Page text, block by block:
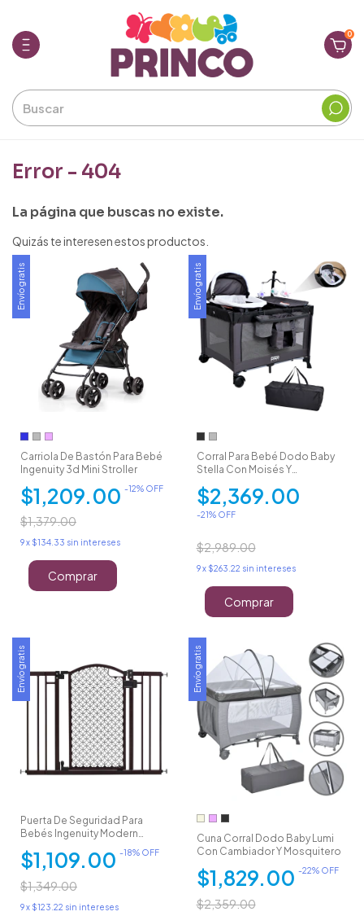
0
Error - 404
La página que buscas no existe.
Quizás te interesen estos productos.
Envío gratis
Carriola De Bastón Para Bebé
Ingenuity 3d Mini Stroller
$1,209.00 -12% OFF
$1,379.00
9x $134.33 sin intereses
Comprar
Envío gratis
Corral Para Bebé Dodo Baby
Stella Con Moisés Y
$2,369.00
-21% OFF
$2,989.00
9 x $263.22 sin intereses
Comprar
Envío gratis
Puerta De Seguridad Para
Bebés Ingenuity Modern
$1,109.00 -18% OFF
$1,349.00
9x $123.22 sin intereses
Envío gratis
Cuna Corral Dodo Baby Lumi
Con Cambiador Y Mosquitero
$1,829.00 -22% OFF
$2,359.00